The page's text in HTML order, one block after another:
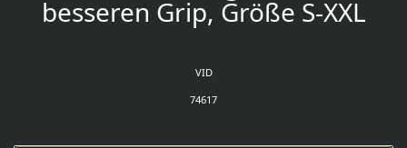
besseren Grip, Größe S-XXL
VID
74617